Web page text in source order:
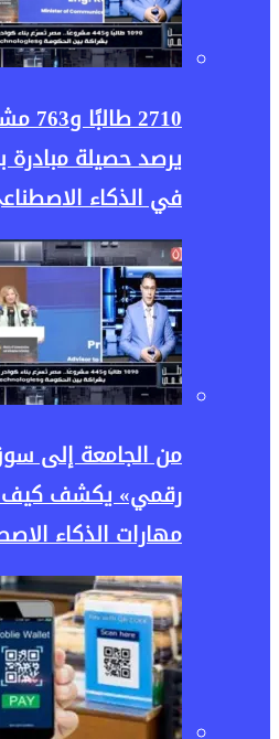
2710
يرصد حصيلة مبادرة
في الذكاء
من الجامعة إلى
رقمي» يكشف كيف
مهارات الذكاء